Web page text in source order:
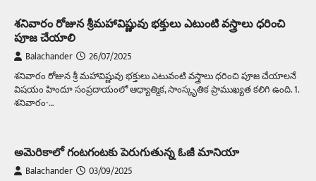
శనివారం రోజున శ్రీమహావిష్ణువు భక్తులు ఎటుంటి వస్త్రాలు ధరించి
పూజ చేయాలి
Balachander 26/07/2025
శనివారం రోజున శ్రీ మహావిష్ణువు భక్తులు ఎటువంటి వస్త్రాలు ధరించి పూజ చేయాలనే
విషయం హిందూ సంప్రదాయంలో ఆధ్యాత్మిక, సాంస్కృతిక ప్రాముఖ్యత కలిగి ఉంది. 1.
శనివారం-…
అమెరికాలో గంటగంటకు పెరుగుతున్న ఓజీ మానియా
Balachander 03/09/2025